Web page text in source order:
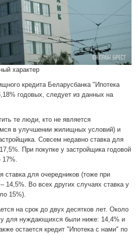
характер
кредита Беларусбанка "Ипотека
годовых, следует из данных на
те люди, кто не является
в улучшении жилищных условий) и
Совсем недавно ставка для
При покупке у застройщика годовой
17%.
ставка для очередников (тоже при
14,5%. Во всех других случаях ставка у
15%).
на срок до двух десятков лет. Около
для нуждающихся были ниже: 14,4% и
остается кредит "Ипотека с нами" по